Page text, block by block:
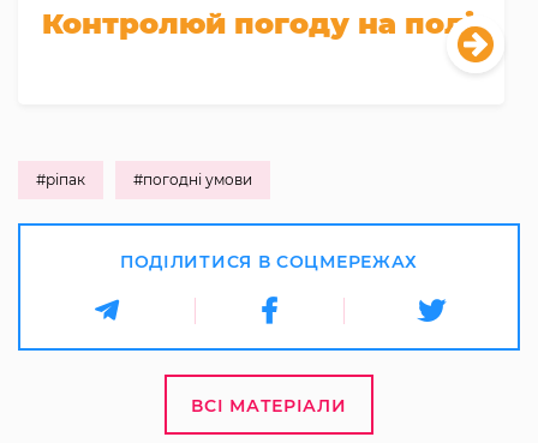
Контролюй погоду на полі
#ріпак #погодні умови
ПОДІЛИТИСЯ В СОЦМЕРЕЖАХ
ВСІ МАТЕРІАЛИ